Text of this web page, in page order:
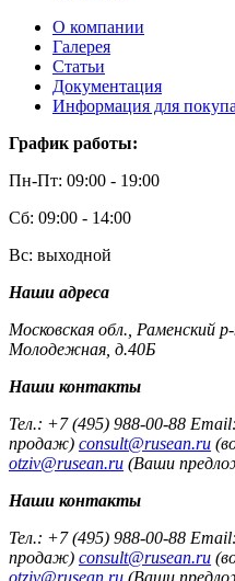
О компании
Галерея
Статьи
Документация
Информация для
График работы:
Пн-Пт: 09:00 - 19:00
Сб: 09:00 - 14:00
Вс: выходной
Наши адреса
Московская обл., Раменский
Молодежная, д.40Б
Наши контакты
Тел.: +7 (495) 988-00-88 Email:
продаж) consult@rusean.ru
otziv@rusean.ru (Ваши
Наши контакты
Тел.: +7 (495) 988-00-88 Email:
продаж) consult@rusean.ru
otziv@rusean.ru (Ваши